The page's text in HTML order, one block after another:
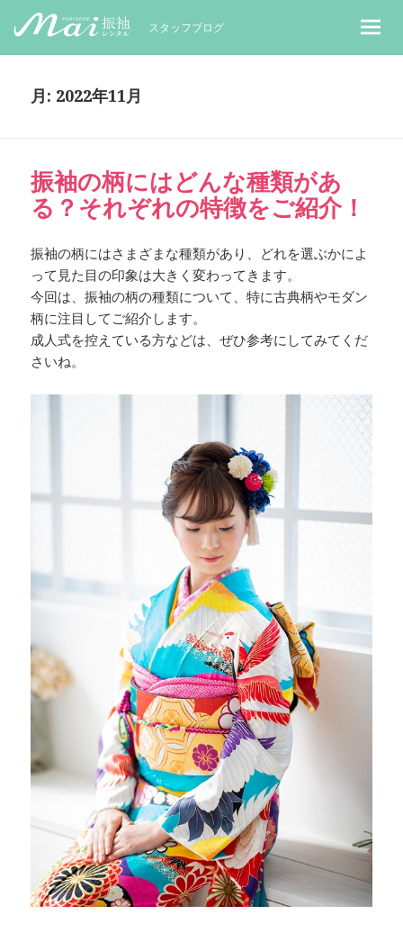
MaiレンタルBLOG｜Maiで成人式振袖
スタッフブログ
月: 2022年11月
振袖の柄にはどんな種類があ
る？それぞれの特徴をご紹介！
振袖の柄にはさまざまな種類があり、どれを選ぶかによ
って見た目の印象は大きく変わってきます。
今回は、振袖の柄の種類について、特に古典柄やモダン
柄に注目してご紹介します。
成人式を控えている方などは、ぜひ参考にしてみてくだ
さいね。